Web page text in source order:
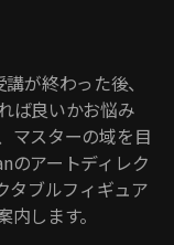
が終わった後、
ば良いかお悩み
マスターの域を目
のアートディレク
タブルフィギュア
します。